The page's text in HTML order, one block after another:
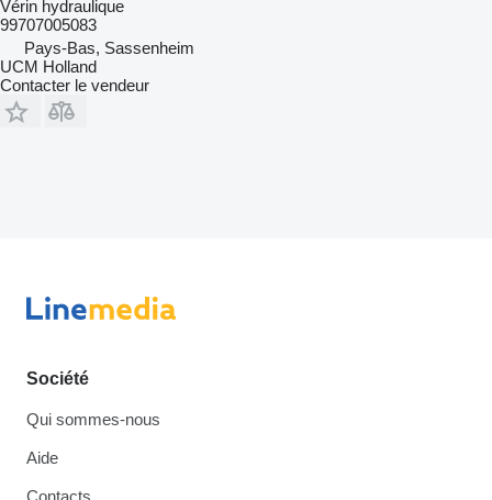
Vérin hydraulique
99707005083
Pays-Bas, Sassenheim
UCM Holland
Contacter le vendeur
Société
Qui sommes-nous
Aide
Contacts